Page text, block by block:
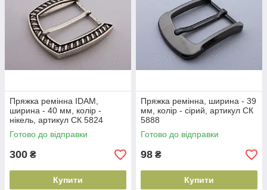
Пряжка ремінна IDAM,
ширина - 40 мм, колір -
нікель, артикул СК 5824
Готово до відправки
300 ₴
Купити
Пряжка ремінна, ширина - 39
мм, колір - сірий, артикул СК
5888
Готово до відправки
98 ₴
Купити